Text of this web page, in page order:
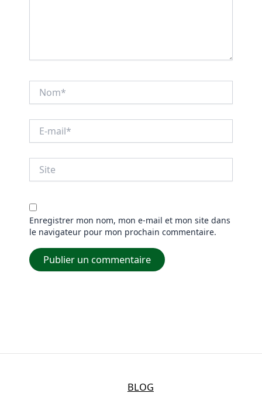
mail*
Enregistrer mon nom, mon e-mail et mon site dans
le navigateur pour mon prochain commentaire.
BLOG